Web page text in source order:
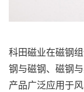
科田磁业在磁钢
钢与磁钢、磁钢
产品广泛应用于